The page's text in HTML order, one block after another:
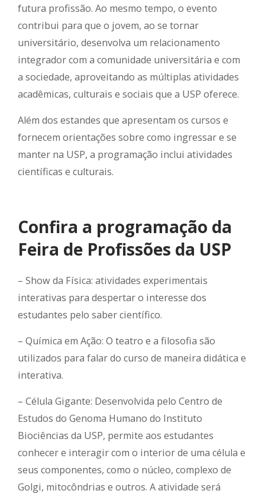
futura profissão. Ao mesmo tempo, o evento
contribui para que o jovem, ao se tornar
universitário, desenvolva um relacionamento
integrador com a comunidade universitária e com
a sociedade, aproveitando as múltiplas atividades
acadêmicas, culturais e sociais que a USP oferece.
Além dos estandes que apresentam os cursos e
fornecem orientações sobre como ingressar e se
manter na USP, a programação inclui atividades
científicas e culturais.
Confira a programação da
Feira de Profissões da USP
– Show da Física: atividades experimentais
interativas para despertar o interesse dos
estudantes pelo saber científico.
– Química em Ação: O teatro e a filosofia são
utilizados para falar do curso de maneira didática e
interativa.
– Célula Gigante: Desenvolvida pelo Centro de
Estudos do Genoma Humano do Instituto
Biociências da USP, permite aos estudantes
conhecer e interagir com o interior de uma célula e
seus componentes, como o núcleo, complexo de
Golgi, mitocôndrias e outros. A atividade será